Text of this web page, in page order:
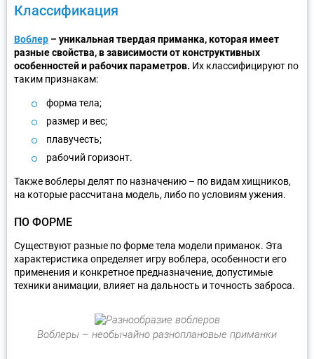
Классификация
Воблер – уникальная твердая приманка, которая имеет
разные свойства, в зависимости от конструктивных
особенностей и рабочих параметров. Их классифицируют по
таким признакам:
форма тела;
размер и вес;
плавучесть;
рабочий горизонт.
Также воблеры делят по назначению – по видам хищников,
на которые рассчитана модель, либо по условиям ужения.
ПО ФОРМЕ
Существуют разные по форме тела модели приманок. Эта
характеристика определяет игру воблера, особенности его
применения и конкретное предназначение, допустимые
техники анимации, влияет на дальность и точность заброса.
Воблеры – необычайно разноплановые приманки